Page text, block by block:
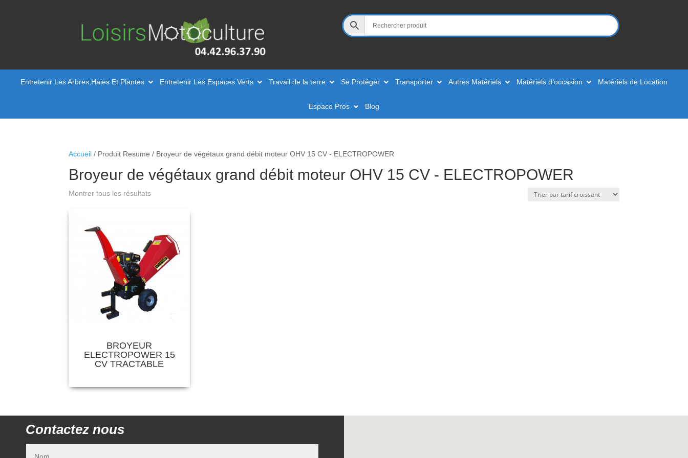
Entretenir Les Arbres,Haies Et Plantes Entretenir Les Espaces Verts Travail de la terre Se Protéger Transporter Autres Matériels Matériels d’occasion Matériels de Location
Espace Pros Blog
Accueil / Produit Resume / Broyeur de végétaux grand débit moteur OHV 15 CV - ELECTROPOWER
Broyeur de végétaux grand débit moteur OHV 15 CV - ELECTROPOWER
Montrer tous les résultats
BROYEUR
ELECTROPOWER 15
CV TRACTABLE
Contactez nous